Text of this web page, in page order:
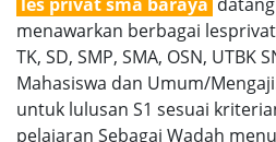
menawarkan berbagai
TK, SD, SMP, SMA, OSN, UTBK
Mahasiswa dan Umum/
untuk lulusan S1 sesuai
pelajaran Sebagai Wadah